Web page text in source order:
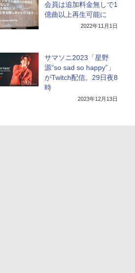
会員は追加料金無しで1
億曲以上再生可能に
2022年11月1日
サマソニ2023「星野
源“so sad so happy”」
がTwitch配信。29日夜8
時
2023年12月13日